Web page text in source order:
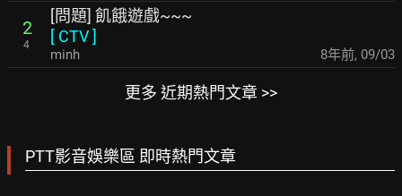
2
4
[問題] 飢餓遊戲~~~
[ CTV]
minh 8年前, 09/03
更多 近期熱門文章 >>
PTT影音娛樂區 即時熱門文章